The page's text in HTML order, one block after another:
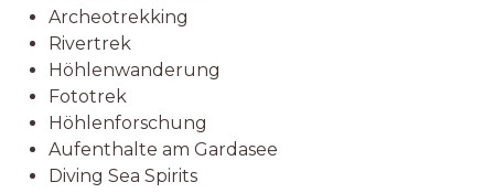
Archeotrekking
Rivertrek
Höhlenwanderung
Fototrek
Höhlenforschung
Aufenthalte am Gardasee
Diving Sea Spirits